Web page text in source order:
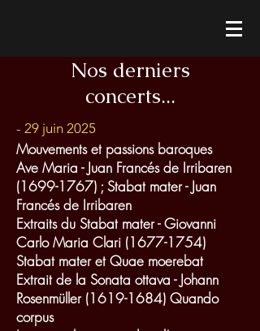
Nos derniers
concerts...
- 29 juin 2025
Mouvements et passions baroques
Ave Maria - Juan Francés de Irribaren
(1699-1767) ; Stabat mater - Juan
Francés de Irribaren
Extraits du Stabat mater - Giovanni
Carlo Maria Clari (1677-1754)
Stabat mater et Quae moerebat
Extrait de la Sonata ottava - Johann
Rosenmüller (1619-1684) Quando
corpus